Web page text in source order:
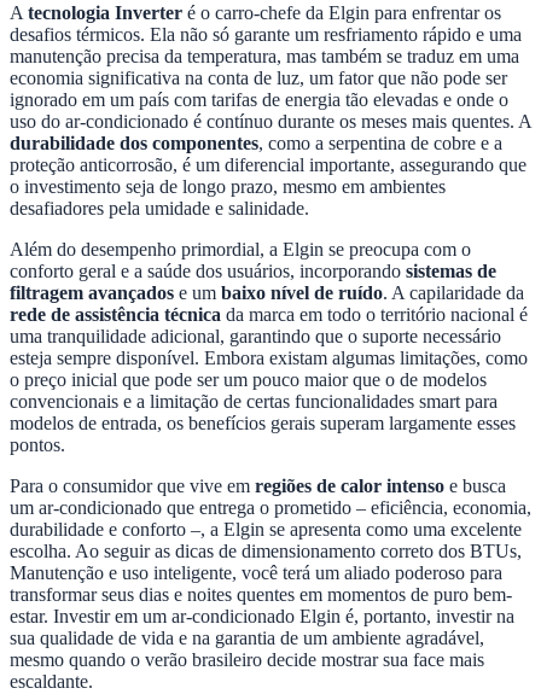
A tecnologia Inverter é o carro-chefe da Elgin para enfrentar os
desafios térmicos. Ela não só garante um resfriamento rápido e uma
manutenção precisa da temperatura, mas também se traduz em uma
economia significativa na conta de luz, um fator que não pode ser
ignorado em um país com tarifas de energia tão elevadas e onde o
uso do ar-condicionado é contínuo durante os meses mais quentes. A
durabilidade dos componentes, como a serpentina de cobre e a
proteção anticorrosão, é um diferencial importante, assegurando que
o investimento seja de longo prazo, mesmo em ambientes
desafiadores pela umidade e salinidade.
Além do desempenho primordial, a Elgin se preocupa com o
conforto geral e a saúde dos usuários, incorporando sistemas de
filtragem avançados e um baixo nível de ruído. A capilaridade da
rede de assistência técnica da marca em todo o território nacional é
uma tranquilidade adicional, garantindo que o suporte necessário
esteja sempre disponível. Embora existam algumas limitações, como
o preço inicial que pode ser um pouco maior que o de modelos
convencionais e a limitação de certas funcionalidades smart para
modelos de entrada, os benefícios gerais superam largamente esses
pontos.
Para o consumidor que vive em regiões de calor intenso e busca
um ar-condicionado que entrega o prometido – eficiência, economia,
durabilidade e conforto –, a Elgin se apresenta como uma excelente
escolha. Ao seguir as dicas de dimensionamento correto dos BTUs,
Manutenção e uso inteligente, você terá um aliado poderoso para
transformar seus dias e noites quentes em momentos de puro bem-
estar. Investir em um ar-condicionado Elgin é, portanto, investir na
sua qualidade de vida e na garantia de um ambiente agradável,
mesmo quando o verão brasileiro decide mostrar sua face mais
escaldante.